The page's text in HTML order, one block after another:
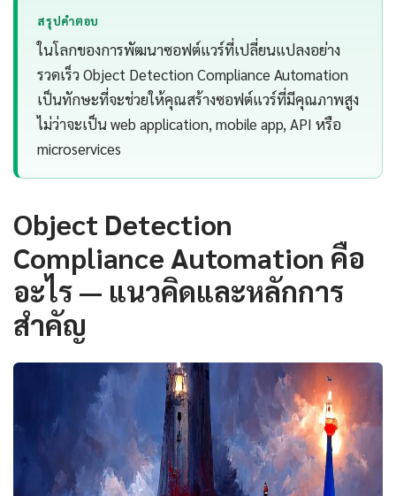
สรุปคำตอบ
ในโลกของการพัฒนาซอฟต์แวร์ที่เปลี่ยนแปลงอย่าง
รวดเร็ว Object Detection Compliance Automation
เป็นทักษะที่จะช่วยให้คุณสร้างซอฟต์แวร์ที่มีคุณภาพสูง
ไม่ว่าจะเป็น web application, mobile app, API หรือ
microservices
Object Detection
Compliance Automation คือ
อะไร — แนวคิดและหลักการ
สำคัญ